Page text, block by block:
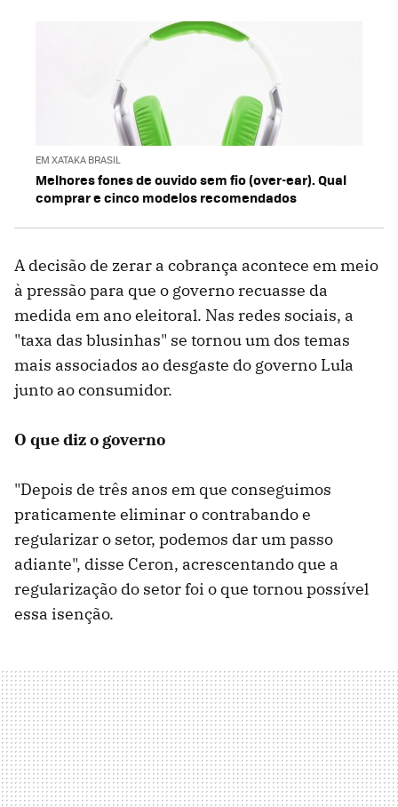
EM XATAKA BRASIL
Melhores fones de ouvido sem fio (over-ear). Qual
comprar e cinco modelos recomendados
A decisão de zerar a cobrança acontece em meio
à pressão para que o governo recuasse da
medida em ano eleitoral. Nas redes sociais, a
"taxa das blusinhas" se tornou um dos temas
mais associados ao desgaste do governo Lula
junto ao consumidor.
O que diz o governo
"Depois de três anos em que conseguimos
praticamente eliminar o contrabando e
regularizar o setor, podemos dar um passo
adiante", disse Ceron, acrescentando que a
regularização do setor foi o que tornou possível
essa isenção.